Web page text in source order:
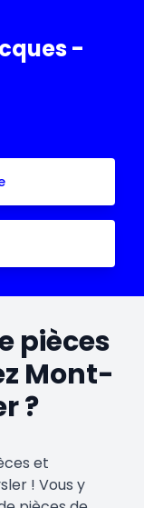
-
pièces
Mont-
?
et
! Vous y